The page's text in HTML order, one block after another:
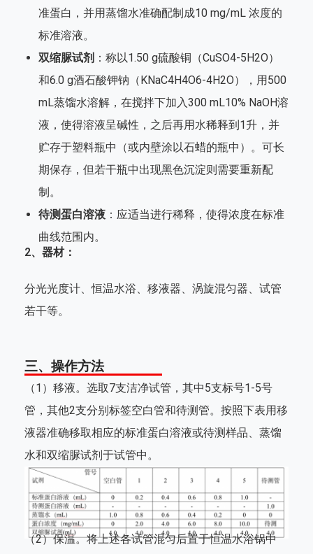
准蛋白，并用蒸馏水准确配制成10 mg/mL 浓度的
标准溶液。
双缩脲试剂 ：称以1.50 g硫酸铜（CuSO4-5H2O）
和6.0 g酒石酸钾钠（KNaC4H4O6-4H2O），用500
mL蒸馏水溶解，在搅拌下加入300 mL10% NaOH溶
液，使得溶液呈碱性，之后再用水稀释到1升，并
贮存于塑料瓶中（或内壁涂以石蜡的瓶中）。可长
期保存，但若干瓶中出现黑色沉淀则需要重新配
制。
待测蛋白溶液 ：应适当进行稀释，使得浓度在标准
曲线范围内。
2、器材：
分光光度计、恒温水浴、移液器、涡旋混匀器、试管
若干等。
三、操作方法
（1）移液。选取7支洁净试管，其中5支标号1-5号
管，其他2支分别标签空白管和待测管。按照下表用移
液器准确移取相应的标准蛋白溶液或待测样品、蒸馏
水和双缩脲试剂于试管中。
（2）保温。将上述各试管混匀后置于恒温水浴锅中